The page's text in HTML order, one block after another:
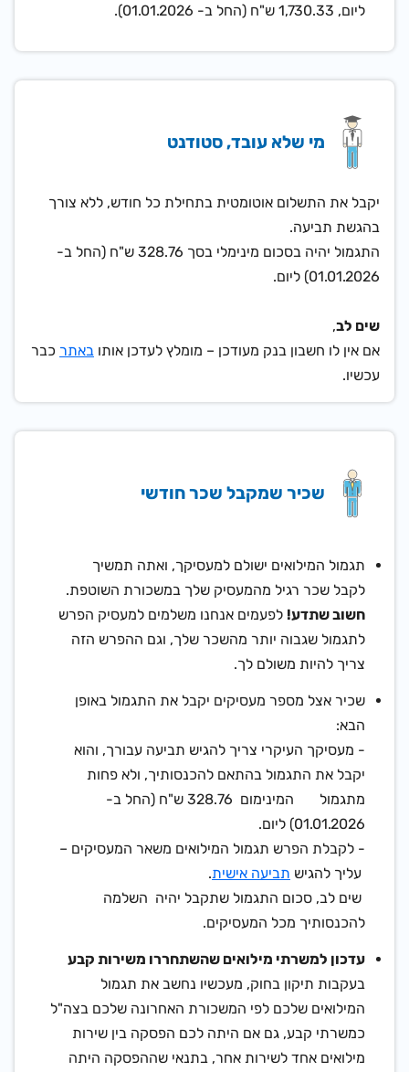
ליום,1,730.33 ש"ח (החל ב- 01.01.2026) .
מי שלא עובד, סטודנט
יקבל את התשלום אוטומטית בתחילת כל חודש, ללא צורך
בהגשת תביעה.
התגמול יהיה בסכום מינימלי בסך
328.76 ש"ח (החל ב-
01.01.2026) ליום.
שים לב,
אם אין לו חשבון בנק מעודכן – מומלץ לעדכן אותובאתרכבר
עכשיו.
שכיר שמקבל שכר חודשי
תגמול המילואים ישולם למעסיקך, ואתה תמשיך
לקבל שכר רגיל מהמעסיק שלך במשכורת השוטפת.
חשוב שתדע!לפעמים אנחנו משלמים למעסיק הפרש
לתגמול שגבוה יותר מהשכר שלך, וגם ההפרש הזה
צריך להיות משולם לך.
שכיר אצל מספר מעסיקים יקבל את התגמול באופן
הבא:
- מעסיקךהעיקרי צריך להגיש תביעה עבורך, והוא
יקבל את התגמול בהתאם להכנסותיך, ולא פחות
מתגמול המינימום
328.76 ש"ח (החל ב-
01.01.2026) ליום.
- לקבלת הפרש תגמול המילואים משאר המעסיקים–
עליך להגישתביעה אישית.
שים לב, סכום התגמול שתקבל יהיה השלמה
להכנסותיך מכל המעסיקים.
עדכון למשרתי מילואים שהשתחררו משירות קבע
בעקבות תיקון בחוק, מעכשיו נחשב את תגמול
המילואים שלכם לפי המשכורת האחרונה שלכם בצה"ל
כמשרתי קבע, גם אם היתה לכם הפסקה בין שירות
מילואים אחד לשירות אחר, בתנאי שההפסקה היתה